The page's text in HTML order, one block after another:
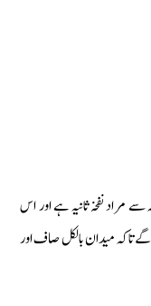
مراد نفخہ ثانیہ ہے اور اس
تاکہ میدان بالکل صاف اور